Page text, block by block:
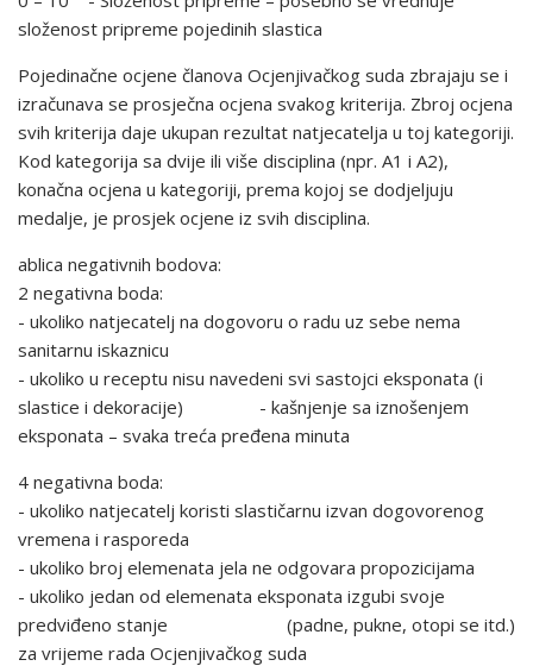
složenost pripreme pojedinih slastica
Pojedinačne ocjene članova Ocjenjivačkog suda zbrajaju se i
izračunava se prosječna ocjena svakog kriterija. Zbroj ocjena
svih kriterija daje ukupan rezultat natjecatelja u toj kategoriji.
Kod kategorija sa dvije ili više disciplina (npr. A1 i A2),
konačna ocjena u kategoriji, prema kojoj se dodjeljuju
medalje, je prosjek ocjene iz svih disciplina.
ablica negativnih bodova:
2 negativna boda:
- ukoliko natjecatelj na dogovoru o radu uz sebe nema
sanitarnu iskaznicu
- ukoliko u receptu nisu navedeni svi sastojci eksponata (i
slastice i dekoracije) - kašnjenje sa iznošenjem
eksponata – svaka treća pređena minuta
4 negativna boda:
- ukoliko natjecatelj koristi slastičarnu izvan dogovorenog
vremena i rasporeda
- ukoliko broj elemenata jela ne odgovara propozicijama
- ukoliko jedan od elemenata eksponata izgubi svoje
predviđeno stanje (padne, pukne, otopi se itd.)
za vrijeme rada Ocjenjivačkog suda